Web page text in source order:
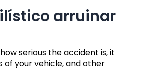
arruinar
serious the accident is, it
your vehicle, and other